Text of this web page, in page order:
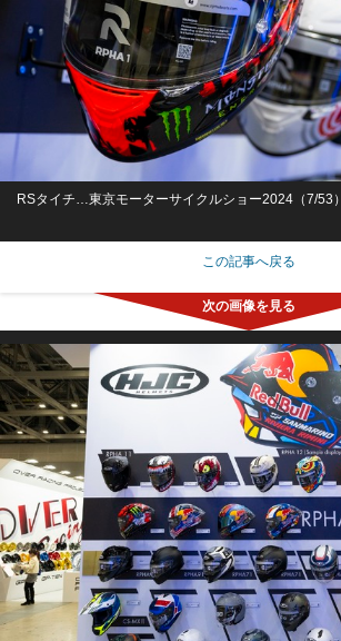
RSタイチ…東京モーターサイクルショー2024（7/53）
この記事へ戻る